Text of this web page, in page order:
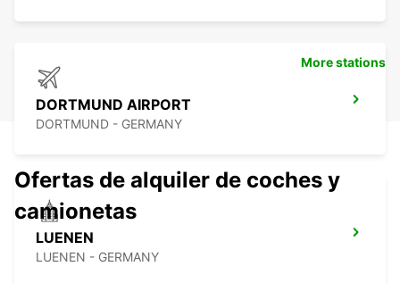
DORTMUND AIRPORT
DORTMUND - GERMANY
LUENEN
LUENEN - GERMANY
More stations
Ofertas de alquiler de coches y
camionetas